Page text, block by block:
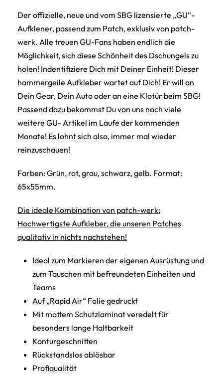
Der offizielle, neue und vom SBG lizensierte „GU“-
Aufklener, passend zum Patch, exklusiv von patch-
werk. Alle treuen GU-Fans haben endlich die
Möglichkeit, sich diese Schönheit des Dschungels zu
holen! Indentifiziere Dich mit Deiner Einheit! Dieser
hammergeile Aufkleber wartet auf Dich! Er will an
Dein Gear, Dein Auto oder an eine Klotür beim SBG!
Passend dazu bekommst Du von uns noch viele
weitere GU- Artikel im Laufe der kommenden
Monate! Es lohnt sich also, immer mal wieder
reinzuschauen!
Farben: Grün, rot, grau, schwarz, gelb. Format:
65x55mm.
Die ideale Kombination von patch-werk:
Hochwertigste Aufkleber, die unseren Patches
qualitativ in nichts nachstehen!
Ideal zum Markieren der eigenen Ausrüstung und
zum Tauschen mit befreundeten Einheiten und
Teams
Auf „Rapid Air“ Folie gedruckt
Mit mattem Schutzlaminat veredelt für
besonders lange Haltbarkeit
Konturgeschnitten
Rückstandslos ablösbar
Profiqualität